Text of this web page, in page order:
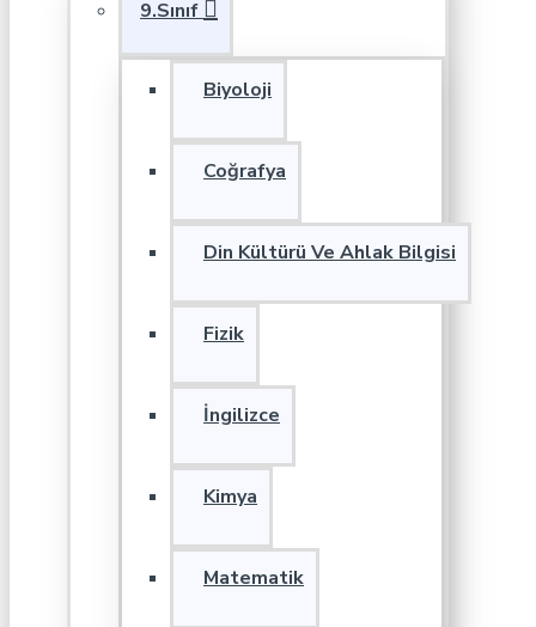
9.Sınıf
Biyoloji
Coğrafya
Din Kültürü Ve Ahlak Bilgisi
Fizik
İngilizce
Kimya
Matematik